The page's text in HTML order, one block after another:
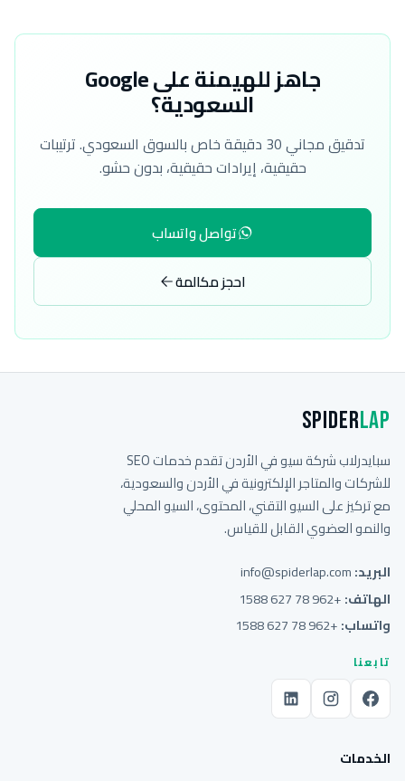
جاهز للهيمنة على Google
السعودية؟
تدقيق مجاني 30 دقيقة خاص بالسوق السعودي. ترتيبات
حقيقية، إيرادات حقيقية، بدون حشو.
تواصل واتساب
احجز مكالمة
SpiderLap
سبايدرلاب شركة سيو في الأردن تقدم خدمات SEO
للشركات والمتاجر الإلكترونية في الأردن والسعودية،
مع تركيز على السيو التقني، المحتوى، السيو المحلي
والنمو العضوي القابل للقياس.
البريد:info@spiderlap.com
الهاتف:+962 78 627 1588
واتساب:+962 78 627 1588
تابعنا
الخدمات